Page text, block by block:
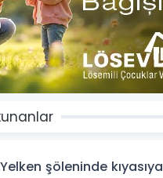
Yelken şöleninde kıyasıya